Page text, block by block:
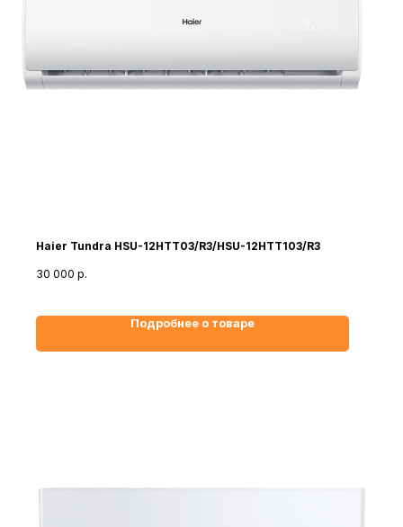
Haier Tundra HSU-12HTT03/R3/HSU-12HTT103/R3
30 000 р.
Подробнее о товаре